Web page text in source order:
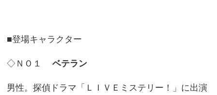
■登場キャラクター
◇ＮＯ１ ベテラン
男性。探偵ドラマ「ＬＩＶＥミステリー！」に出演